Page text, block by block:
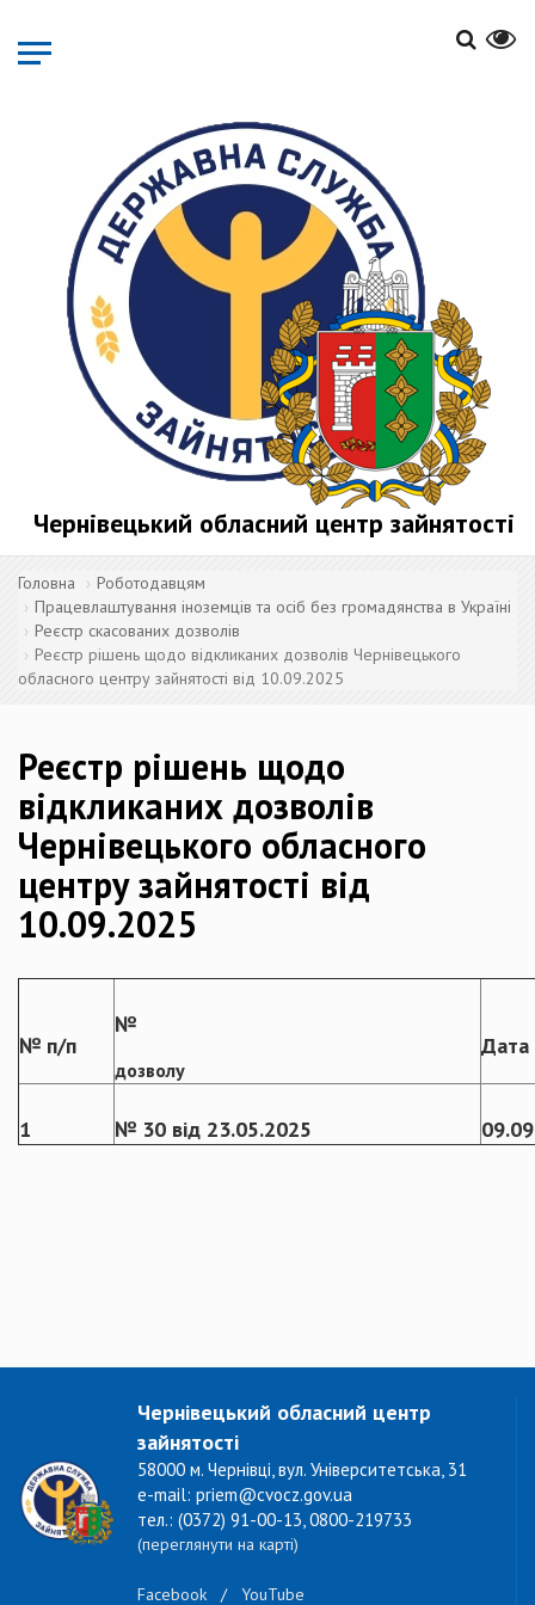
основного
матеріалу
Чернівецький обласний центр зайнятості
Головна
Роботодавцям
Працевлаштування іноземців та осіб без громадянства в Україні
Реєстр скасованих дозволів
Реєстр рішень щодо відкликаних дозволів Чернівецького
обласного центру зайнятості від 10.09.2025
Реєстр рішень щодо
відкликаних дозволів
Чернівецького обласного
центру зайнятості від
10.09.2025
№ п/п
№
дозволу
Дата
1 № 30 від 23.05.2025
Чернівецький обласний центр
зайнятості
58000 м. Чернівці, вул. Університетська, 31
e-mail: priem@cvocz.gov.ua
тел.: (0372) 91-00-13, 0800-219733
(переглянути на карті)
Facebook / YouTube